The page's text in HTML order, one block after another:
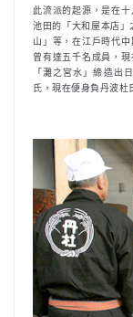
此流派的起源，是在
池田的「大和屋本店」
山」等，在江戶時代
曾有達五千名成員，
「灘之宮水」締造出
氏，現在便身負丹波杜